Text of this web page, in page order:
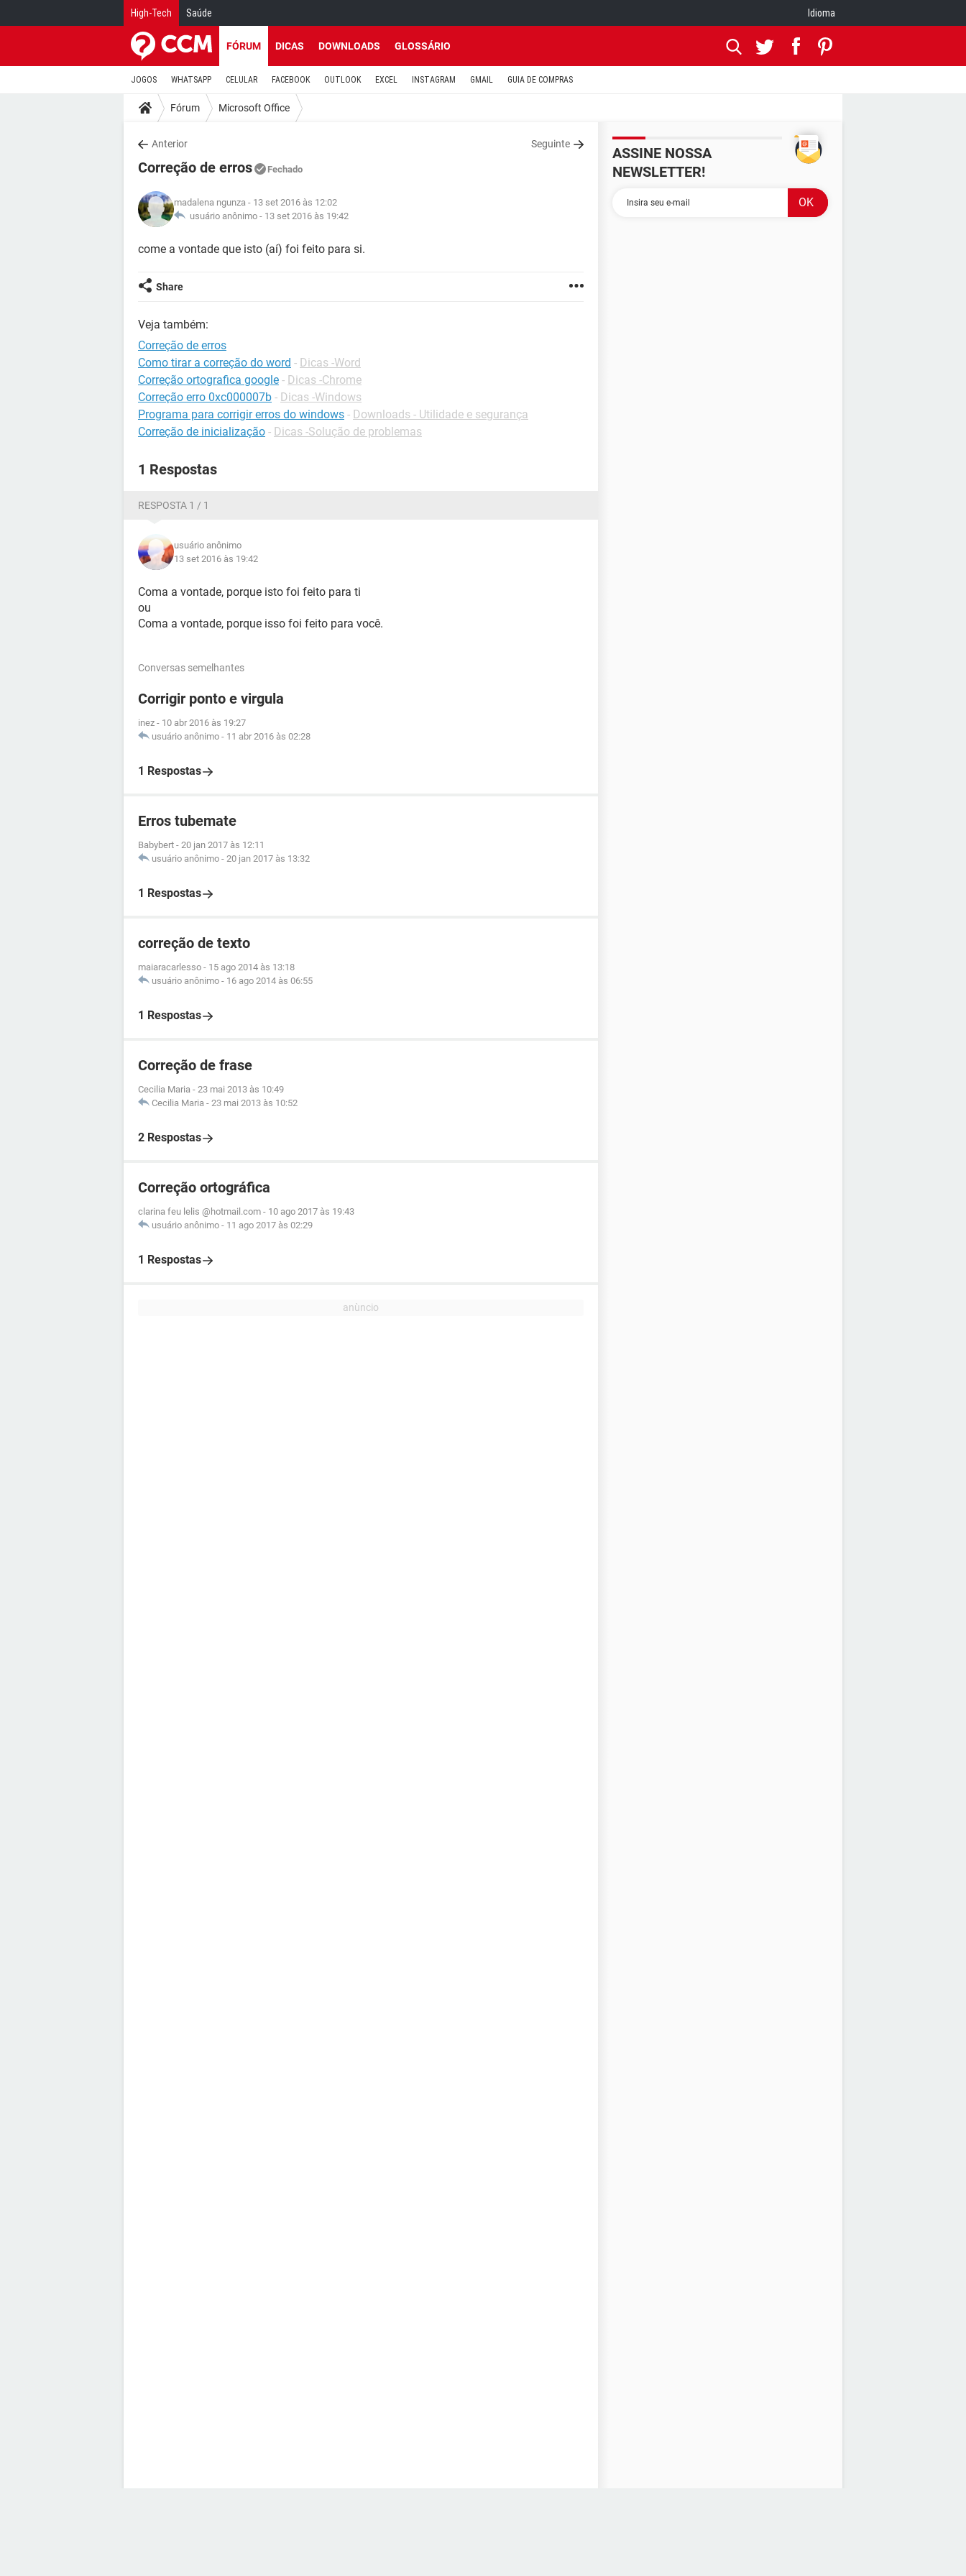
High-Tech Saúde Idioma
FÓRUM DICAS DOWNLOADS GLOSSÁRIO
JOGOS WHATSAPP CELULAR FACEBOOK OUTLOOK EXCEL INSTAGRAM GMAIL GUIA DE COMPRAS
Fórum Microsoft Office
Anterior Seguinte
Correção de erros Fechado
madalena ngunza - 13 set 2016 às 12:02
usuário anônimo - 13 set 2016 às 19:42
come a vontade que isto (aí) foi feito para si.
Share
Veja também:
Correção de erros
Como tirar a correção do word - Dicas -Word
Correção ortografica google - Dicas -Chrome
Correção erro 0xc000007b - Dicas -Windows
Programa para corrigir erros do windows - Downloads - Utilidade e segurança
Correção de inicialização - Dicas -Solução de problemas
1 Respostas
RESPOSTA 1 / 1
usuário anônimo
13 set 2016 às 19:42
Coma a vontade, porque isto foi feito para ti
ou
Coma a vontade, porque isso foi feito para você.
Conversas semelhantes
Corrigir ponto e virgula
inez - 10 abr 2016 às 19:27
usuário anônimo - 11 abr 2016 às 02:28
1 Respostas
Erros tubemate
Babybert - 20 jan 2017 às 12:11
usuário anônimo - 20 jan 2017 às 13:32
1 Respostas
correção de texto
maiaracarlesso - 15 ago 2014 às 13:18
usuário anônimo - 16 ago 2014 às 06:55
1 Respostas
Correção de frase
Cecilia Maria - 23 mai 2013 às 10:49
Cecilia Maria - 23 mai 2013 às 10:52
2 Respostas
Correção ortográfica
clarina feu lelis @hotmail.com - 10 ago 2017 às 19:43
usuário anônimo - 11 ago 2017 às 02:29
1 Respostas
ASSINE NOSSA
NEWSLETTER!